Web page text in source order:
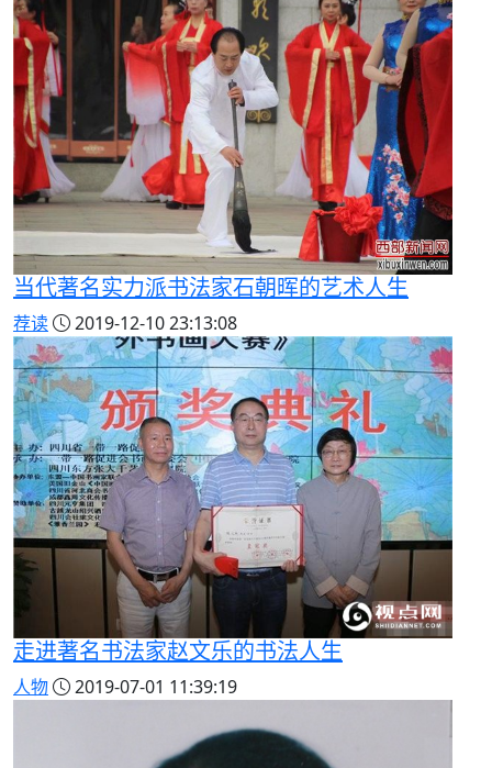
当代著名实力派书法家石朝晖的艺术人生
荐读 2019-12-10 23:13:08
走进著名书法家赵文乐的书法人生
人物 2019-07-01 11:39:19